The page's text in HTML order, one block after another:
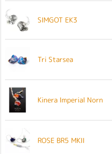
SIMGOT EK3
Tri Starsea
Kinera Imperial Norn
ROSE BR5 MKII